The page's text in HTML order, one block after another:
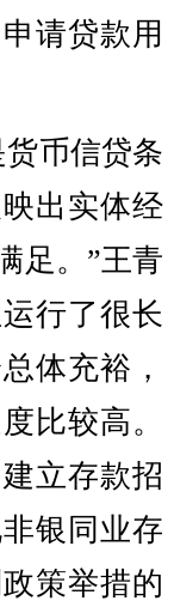
请贷款用
币信贷条
出实体经
足。”王青
行了很长
体充裕，
比较高。
立存款招
银同业存
策举措的